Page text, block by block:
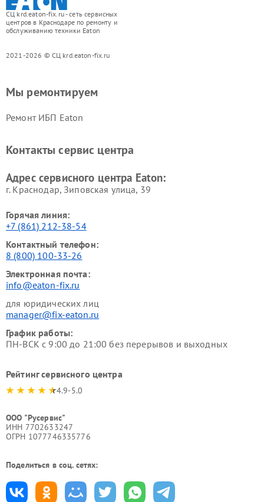
СЦ krd.eaton-fix.ru - сеть сервисных
центров в Краснодаре по ремонту и
обслуживанию техники Eaton
2021-2026 © СЦ krd.eaton-fix.ru
Мы ремонтируем
Ремонт ИБП Eaton
Контакты сервис центра
Адрес сервисного центра Eaton:
г. Краснодар, Зиповская улица, 39
Горячая линия:
+7 (861) 212-38-54
Контактный телефон:
8 (800) 100-33-26
Электронная почта:
info@eaton-fix.ru
для юридических лиц
manager@fix-eaton.ru
График работы:
ПН-ВСК с 9:00 до 21:00 без перерывов и выходных
Рейтинг сервисного центра
4.9-5.0
ООО "Русервис"
ИНН 7702633247
ОГРН 1077746335776
Поделиться в соц. сетях: